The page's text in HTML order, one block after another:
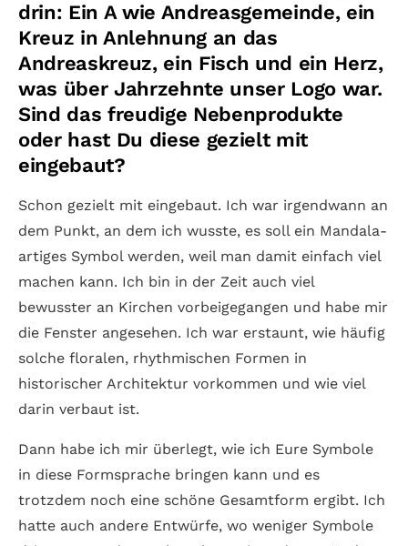
drin: Ein A wie Andreasgemeinde, ein
Kreuz in Anlehnung an das
Andreaskreuz, ein Fisch und ein Herz,
was über Jahrzehnte unser Logo war.
Sind das freudige Nebenprodukte
oder hast Du diese gezielt mit
eingebaut?
Schon gezielt mit eingebaut. Ich war irgendwann an
dem Punkt, an dem ich wusste, es soll ein Mandala-
artiges Symbol werden, weil man damit einfach viel
machen kann. Ich bin in der Zeit auch viel
bewusster an Kirchen vorbeigegangen und habe mir
die Fenster angesehen. Ich war erstaunt, wie häufig
solche floralen, rhythmischen Formen in
historischer Architektur vorkommen und wie viel
darin verbaut ist.
Dann habe ich mir überlegt, wie ich Eure Symbole
in diese Formsprache bringen kann und es
trotzdem noch eine schöne Gesamtform ergibt. Ich
hatte auch andere Entwürfe, wo weniger Symbole